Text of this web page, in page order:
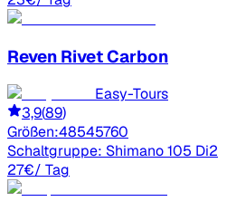
Reven Rivet Carbon
Easy-Tours
3,9(89)
Größen:48545760
Schaltgruppe: Shimano 105 Di2
27€/ Tag